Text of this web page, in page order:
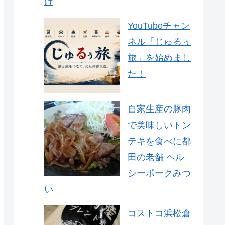
YouTubeチャン
ネル「じゅるぅ
旅」を始めまし
た！
自家生産の豚肉
で美味しいトン
テキを食べに都
田の老舗 ヘル
シーポークみつ
い
コストコ浜松倉